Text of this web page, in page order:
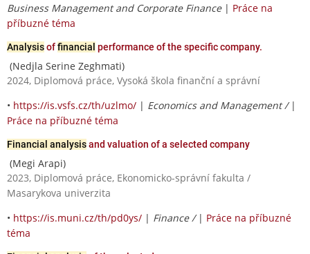
Business Management and Corporate Finance| Práce na
příbuzné téma
Analysisoffinancial performance of the specific company.
(Nedjla Serine Zeghmati)
2024, Diplomová práce, Vysoká škola finanční a správní
• https://is.vsfs.cz/th/uzlmo/ | Economics and Management / |
Práce na příbuzné téma
Financial analysisand valuation of a selected company
(Megi Arapi)
2023, Diplomová práce, Ekonomicko-správní fakulta /
Masarykova univerzita
• https://is.muni.cz/th/pd0ys/ | Finance / | Práce na příbuzné
téma